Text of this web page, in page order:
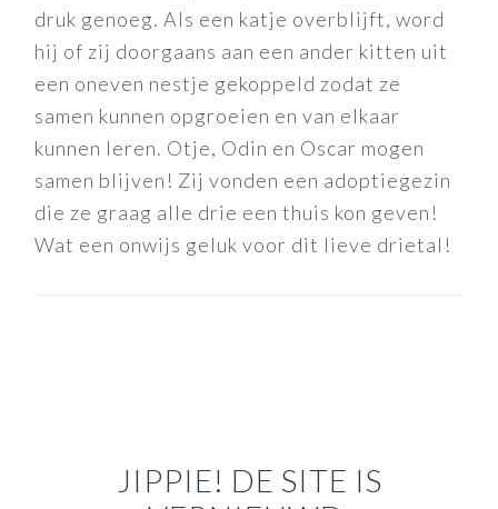
druk genoeg. Als een katje overblijft, word
hij of zij doorgaans aan een ander kitten uit
een oneven nestje gekoppeld zodat ze
samen kunnen opgroeien en van elkaar
kunnen leren. Otje, Odin en Oscar mogen
samen blijven! Zij vonden een adoptiegezin
die ze graag alle drie een thuis kon geven!
Wat een onwijs geluk voor dit lieve drietal!
JIPPIE! DE SITE IS